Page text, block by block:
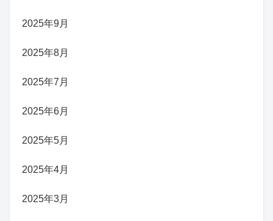
2025年9月
2025年8月
2025年7月
2025年6月
2025年5月
2025年4月
2025年3月